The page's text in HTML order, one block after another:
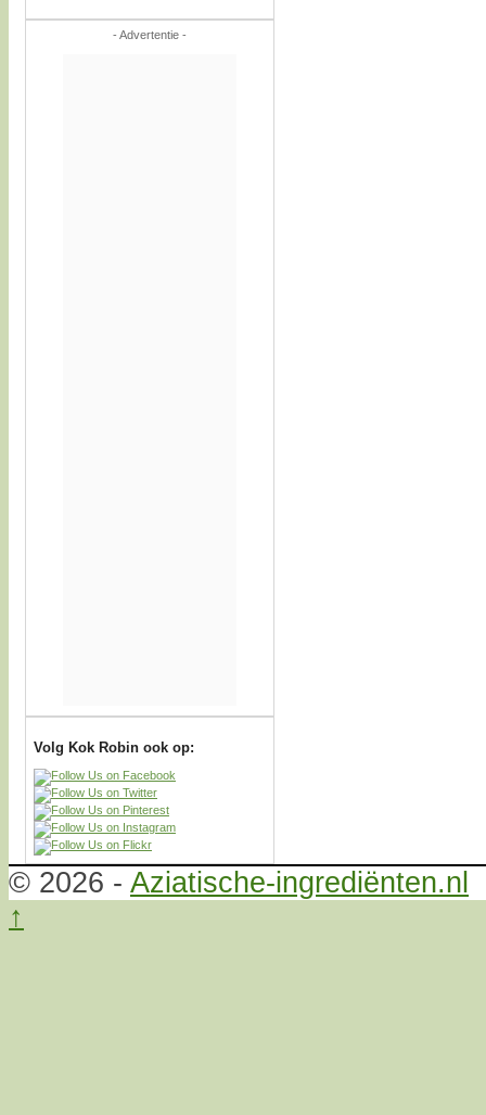
- Advertentie -
Volg Kok Robin ook op:
© 2026 - Aziatische-ingrediënten.nl
↑